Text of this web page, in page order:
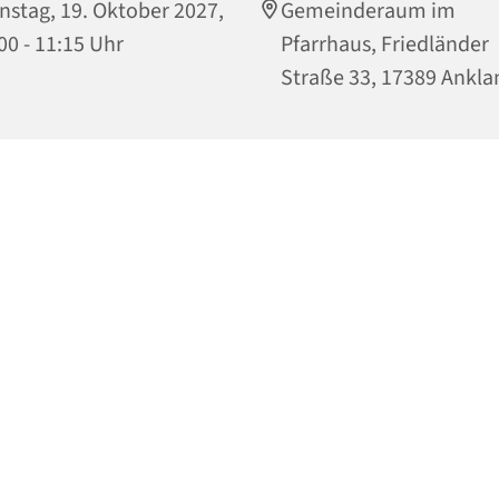
19. Oktober 2027,
- 11:15 Uhr
Gemeinderaum im
Pfarrhaus, Friedländer
Straße 33, 17389